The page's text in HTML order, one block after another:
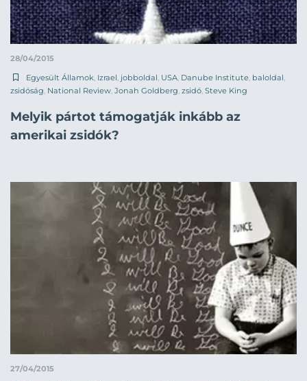
28/04/2015
Egyesült Államok Izrael jobboldal USA Danube Institute baloldal
zsidóság National Review Jonah Goldberg zsidó Steve King
Melyik pártot támogatják inkább az
amerikai zsidók?
27/04/2015